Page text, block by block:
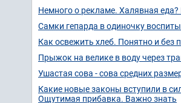
Немного о рекламе. Халявная
Самки гепарда в одиночку
Как освежить хлеб. Понятно и без
Прыжок на велике в воду через
Ушастая сова - сова средних
Какие новые законы вступили в
Ощутимая прибавка. Важно знать